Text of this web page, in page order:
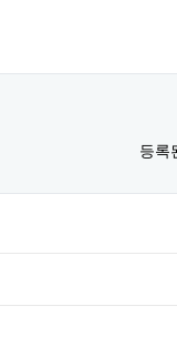
등록